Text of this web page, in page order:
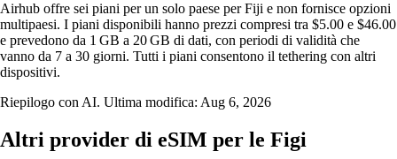
Airhub offre sei piani per un solo paese per Fiji e non fornisce opzioni
multipaesi. I piani disponibili hanno prezzi compresi tra $5.00 e $46.00
e prevedono da 1 GB a 20 GB di dati, con periodi di validità che
vanno da 7 a 30 giorni. Tutti i piani consentono il tethering con altri
dispositivi.
Riepilogo con AI. Ultima modifica: Aug 6, 2026
Altri provider di eSIM per le Figi